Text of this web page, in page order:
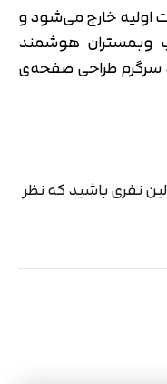
اولیه خارج می‌شود و
وبمستران هوشمند
سرگرم طراحی صفحه‌ی
نفری باشید که نظر